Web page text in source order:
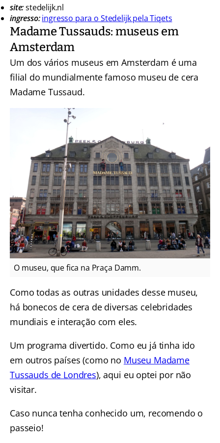
site:stedelijk.nl
ingresso: ingresso para o Stedelijk pela Tiqets
Madame Tussauds: museus em
Amsterdam
Um dos vários museus em Amsterdam é uma
filial do mundialmente famoso museu de cera
Madame Tussaud.
O museu, que fica na Praça Damm.
Como todas as outras unidades desse museu,
há bonecos de cera de diversas celebridades
mundiais e interação com eles.
Um programa divertido. Como eu já tinha ido
em outros países (como no Museu Madame
Tussauds de Londres), aqui eu optei por não
visitar.
Caso nunca tenha conhecido um, recomendo o
passeio!